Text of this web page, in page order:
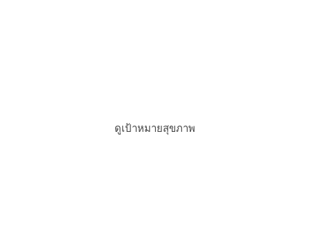
ดูเป้าหมายสุขภาพ